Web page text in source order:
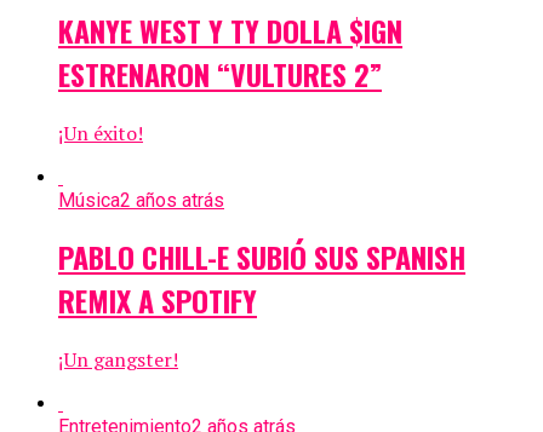
KANYE WEST Y TY DOLLA $IGN
ESTRENARON “VULTURES 2”
¡Un éxito!
Música2 años atrás
PABLO CHILL-E SUBIÓ SUS SPANISH
REMIX A SPOTIFY
¡Un gangster!
Entretenimiento2 años atrás